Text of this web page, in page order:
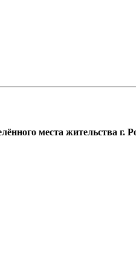
места жительства г.